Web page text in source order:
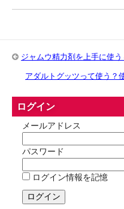
ジャムウ精力剤を上手に使う
アダルトグッツって使う？
ログイン
メールアドレス
パスワード
ログイン情報を記憶